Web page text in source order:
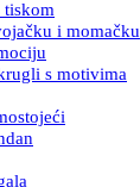
tiskom
i momačku
s motivima